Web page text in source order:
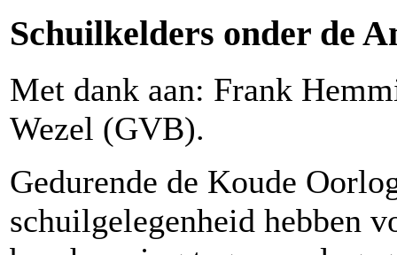
Schuilkelders onder de
Met dank aan: Frank
Wezel (GVB).
Gedurende de Koude
schuilgelegenheid hebben